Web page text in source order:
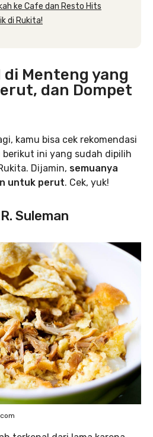
ke Cafe dan Resto Hits
di Rukita!
Menteng yang
dan Dompet
kamu bisa cek rekomendasi
berikut ini yang sudah dipilih
Dijamin, semuanya
untuk perut. Cek, yuk!
Suleman